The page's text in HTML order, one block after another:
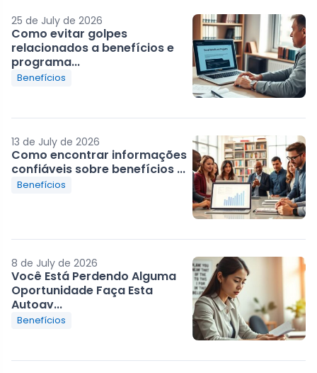
25 de July de 2026
Como evitar golpes
relacionados a benefícios e
programa...
Benefícios
13 de July de 2026
Como encontrar informações
confiáveis sobre benefícios ...
Benefícios
8 de July de 2026
Você Está Perdendo Alguma
Oportunidade Faça Esta
Autoav...
Benefícios